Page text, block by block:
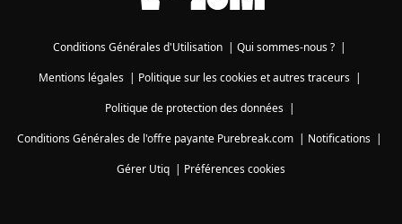
Conditions Générales d'Utilisation | Qui sommes-nous ? |
Mentions légales| Politique sur les cookies et autres traceurs|
Politique de protection des données|
Conditions Générales de l'offre payante Purebreak.com | Notifications |
Gérer Utiq | Préférences cookies